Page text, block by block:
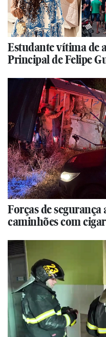
Estudante vítima de
Principal de Felipe
Forças de
caminhões com